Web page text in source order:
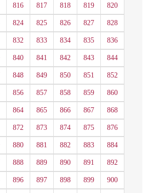
816 817 818 819 820
824 825 826 827 828
832 833 834 835 836
840 841 842 843 844
848 849 850 851 852
856 857 858 859 860
864 865 866 867 868
872 873 874 875 876
880 881 882 883 884
888 889 890 891 892
896 897 898 899 900